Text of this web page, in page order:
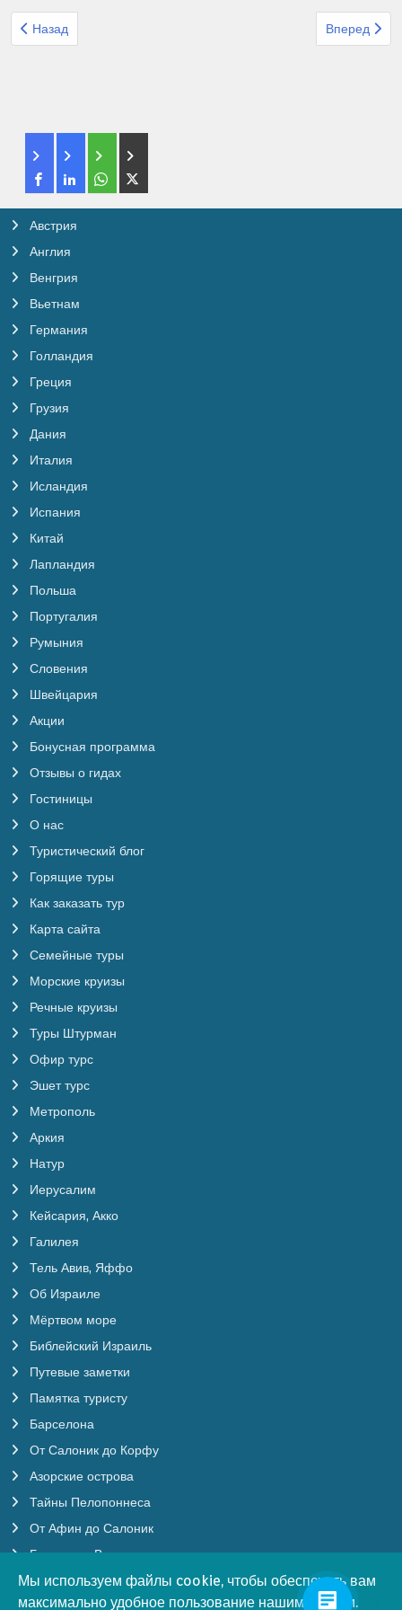
Мы используем файлы cookie, чтобы обеспечить вам
максимально удобное пользование нашим сайтом.
Мы используем файлы cookie, чтобы обеспечить вам
максимально удобное пользование нашим сайтом.
Предыдущий: Организованный тур из Израиля Метрополь
Назад Следующий:
Вперед
Австрия
Англия
Венгрия
Вьетнам
Германия
Голландия
Греция
Грузия
Дания
Италия
Исландия
Испания
Китай
Лапландия
Польша
Португалия
Румыния
Словения
Швейцария
Акции
Бонусная программа
Отзывы о гидах
Гостиницы
О нас
Туристический блог
Горящие туры
Как заказать тур
Карта сайта
Семейные туры
Морские круизы
Речные круизы
Туры Штурман
Офир турс
Эшет турс
Метрополь
Аркия
Натур
Иерусалим
Кейсария, Акко
Галилея
Тель Авив, Яффо
Об Израиле
Мёртвом море
Библейский Израиль
Путевые заметки
Памятка туристу
Барселона
От Салоник до Корфу
Азорские острова
Тайны Пелопоннеса
От Афин до Салоник
Будапешт, Вена
Бургундия
Бенилюкс
Мы используем файлы cookie, чтобы обеспечить вам
максимально удобное пользование нашим сайтом.